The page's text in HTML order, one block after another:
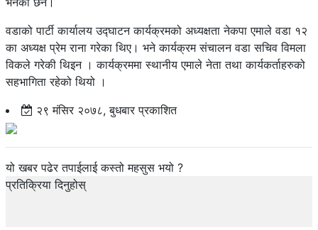
वडाको पार्टी कार्यालय उद्घाटन कार्यक्रमको अध्यक्षता नेकपा एमाले वडा १२
का अध्यक्ष प्रेम राना गरेका थिए। भने कार्यक्रम संचालन वडा सचिव विमला
विकले गरेकी थिइन । कार्यक्रममा स्थानीय एमाले नेता तथा कार्यकर्ताहरुको
सहभागिता रहेको थियो ।
२९ मंसिर २०७८, बुधबार प्रकाशित
यो खबर पढेर तपाईलाई कस्तो महसुस भयो ?
प्रतिक्रिया दिनुहोस्